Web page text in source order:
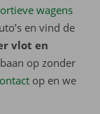
wagens
en vind de
vlot en
op zonder
op en we